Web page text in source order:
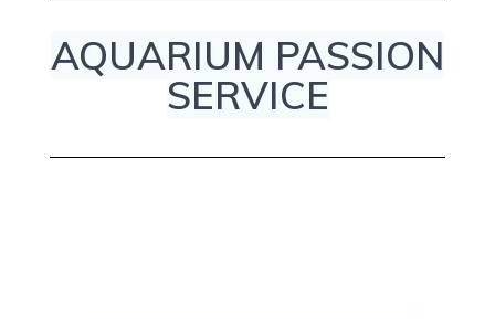
AQUARIUM PASSION
SERVICE